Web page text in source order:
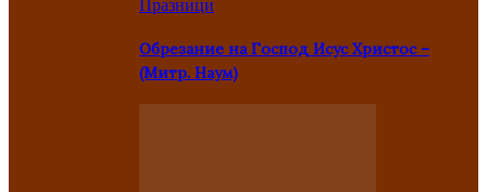
Празници
Oбрезание на Господ Исус Христос –
(Митр. Наум)